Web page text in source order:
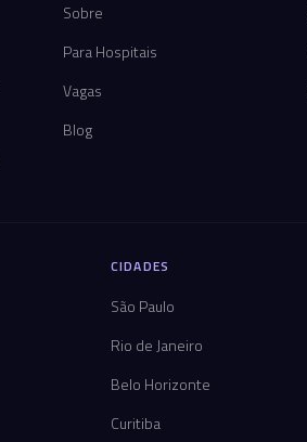
Sobre
Para Hospitais
Vagas
Blog
CIDADES
São Paulo
Rio de Janeiro
Belo Horizonte
Curitiba